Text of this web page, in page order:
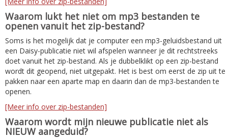
Waarom lukt het niet om mp3 bestanden te
openen vanuit het zip-bestand?
Soms is het mogelijk dat je computer een mp3-geluidsbestand uit
een Daisy-publicatie niet wil afspelen wanneer je dit rechtstreeks
doet vanuit het zip-bestand. Als je dubbelklikt op een zip-bestand
wordt dit geopend, niet uitgepakt. Het is best om eerst de zip uit te
pakken naar een aparte map en daarin dan de mp3-bestanden te
openen.
[Meer info over zip-bestanden]
Waarom wordt mijn nieuwe publicatie niet als
NIEUW aangeduid?